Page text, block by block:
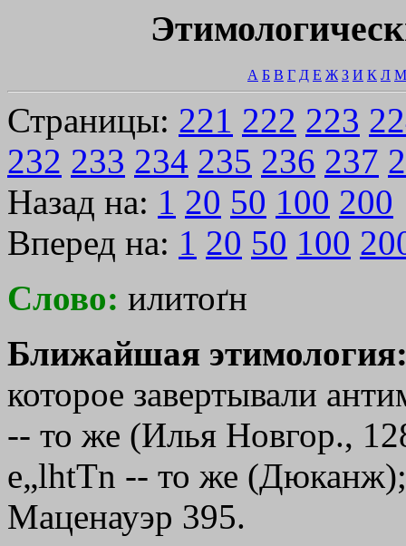
А Б В Г Д Е Ж З И К Л М
Страницы: 221 222 223
232 233 234 235 236 237
Назад на: 1 20 50 100 200
Вперед на: 1 20 50 100
Слово: илитоґн
Ближайшая
которое завертывали
-- то же (Илья Новгор.,
e„lhtТn -- то же
Маценауэр 395.